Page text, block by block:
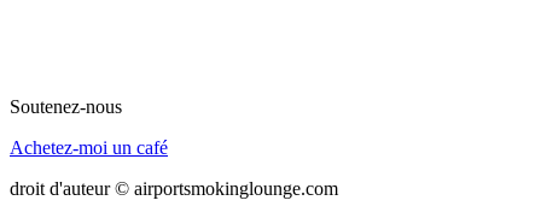
Soutenez-nous
Achetez-moi un café
droit d'auteur © airportsmokinglounge.com